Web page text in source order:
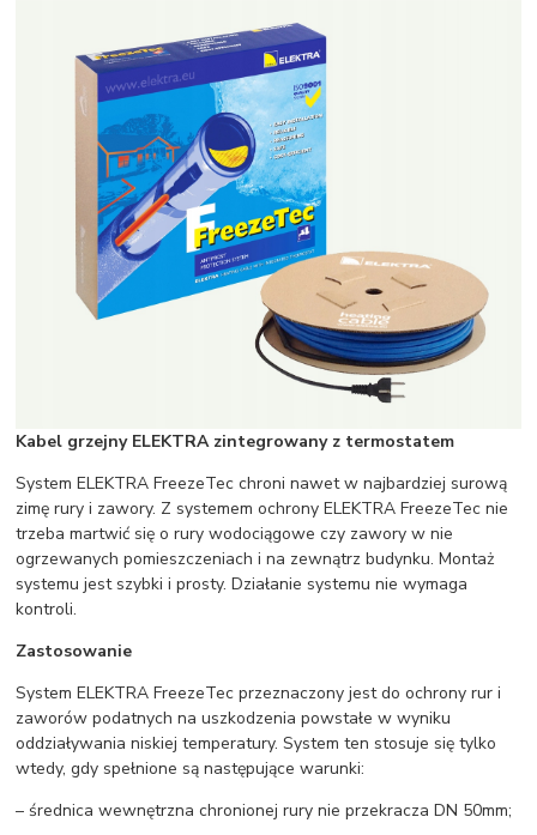
Kabel grzejny ELEKTRA zintegrowany z termostatem
System ELEKTRA FreezeTec chroni nawet w najbardziej surową
zimę rury i zawory. Z systemem ochrony ELEKTRA FreezeTec nie
trzeba martwić się o rury wodociągowe czy zawory w nie
ogrzewanych pomieszczeniach i na zewnątrz budynku. Montaż
systemu jest szybki i prosty. Działanie systemu nie wymaga
kontroli.
Zastosowanie
System ELEKTRA FreezeTec przeznaczony jest do ochrony rur i
zaworów podatnych na uszkodzenia powstałe w wyniku
oddziaływania niskiej temperatury. System ten stosuje się tylko
wtedy, gdy spełnione są następujące warunki:
– średnica wewnętrzna chronionej rury nie przekracza DN 50mm;